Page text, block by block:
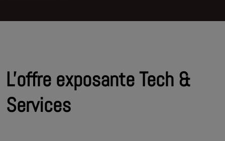
L'offre exposante Tech &
Services